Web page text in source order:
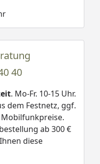
40
. Mo-Fr. 10-15 Uhr.
dem Festnetz, ggf.
ab 300 €
diese